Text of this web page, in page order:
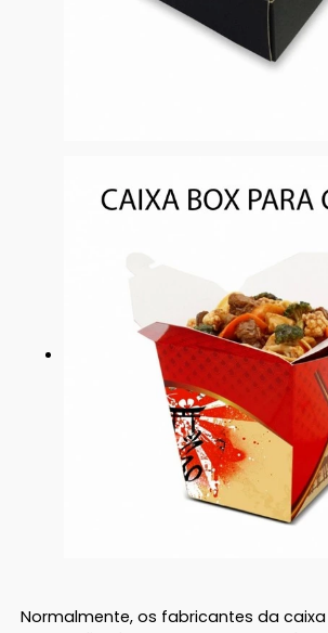
Normalmente, os fabricantes da caixa